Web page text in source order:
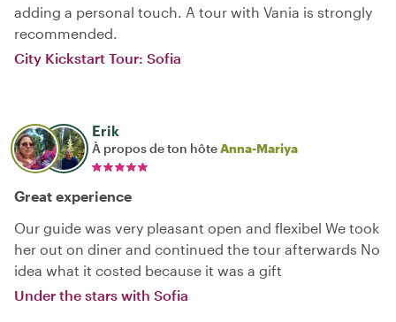
adding a personal touch. A tour with Vania is strongly
recommended.
City Kickstart Tour: Sofia
Erik
À propos de ton hôteAnna-Mariya
Great experience
Our guide was very pleasant open and flexibel We took
her out on diner and continued the tour afterwards No
idea what it costed because it was a gift
Under the stars with Sofia